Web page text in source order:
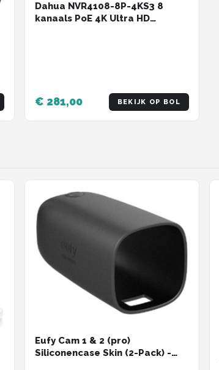
Dahua NVR4108-8P-4KS3 8
kanaals PoE 4K Ultra HD
€ 281,00 BEKIJK OP BOL
Eufy Cam 1 & 2 (pro)
Siliconencase Skin (2-Pack) -